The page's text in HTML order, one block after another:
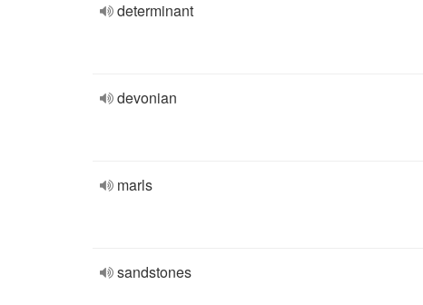
determinant
devonian
marls
sandstones